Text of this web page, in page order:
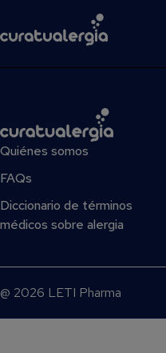
Quiénes somos
FAQs
Diccionario de términos
médicos sobre alergia
@ 2026 LETI Pharma